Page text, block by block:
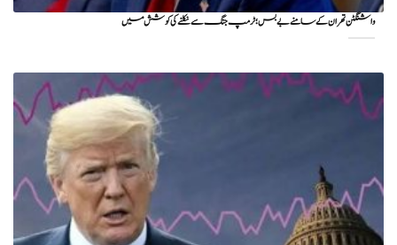
واشنگٹن تهران کے سامنے بے بس؛ ٹرمپ جنگ سے نکلنے کی کوشش میں